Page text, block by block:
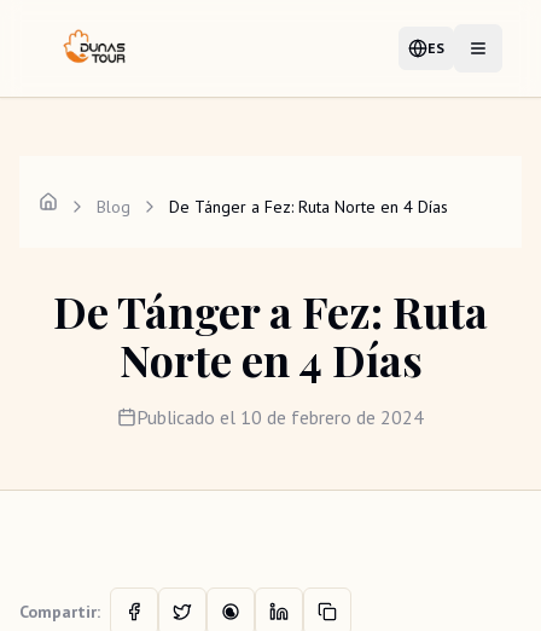
ES
IdiomaAbrir
Blog De Tánger a Fez: Ruta Norte en 4 Días
De Tánger a Fez: Ruta
Norte en 4 Días
Publicado el 10 de febrero de 2024
Compartir: